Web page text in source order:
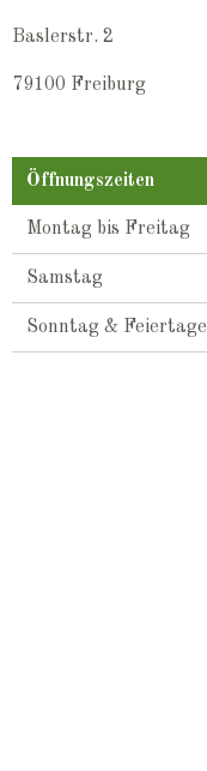
a
r
Baslerstr. 2
79100 Freiburg
Öffnungszeiten
Montag bis Freitag
Samstag
Sonntag & Feiertage